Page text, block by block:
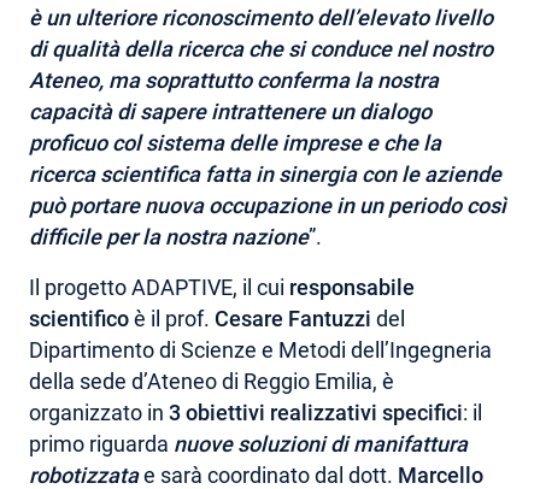
è un ulteriore riconoscimento dell’elevato livello
di qualità della ricerca che si conduce nel nostro
Ateneo, ma soprattutto conferma la nostra
capacità di sapere intrattenere un dialogo
proficuo col sistema delle imprese e che la
ricerca scientifica fatta in sinergia con le aziende
può portare nuova occupazione in un periodo così
difficile per la nostra nazione”.
Il progetto ADAPTIVE, il cui responsabile
scientificoè il prof. Cesare Fantuzzi del
Dipartimento di Scienze e Metodi dell’Ingegneria
della sede d’Ateneo di Reggio Emilia, è
organizzato in 3 obiettivi realizzativi specifici: il
primo riguarda nuove soluzioni di manifattura
robotizzatae sarà coordinato dal dott. Marcello